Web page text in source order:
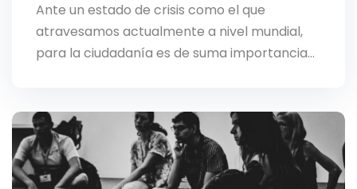
Ante un estado de crisis como el que
atravesamos actualmente a nivel mundial,
para la ciudadanía es de suma importancia…